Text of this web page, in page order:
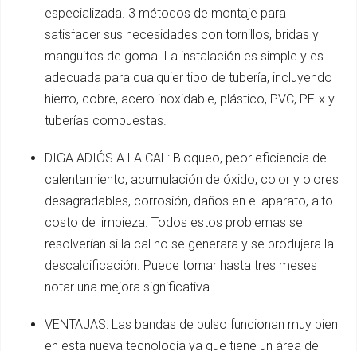
especializada. 3 métodos de montaje para
satisfacer sus necesidades con tornillos, bridas y
manguitos de goma. La instalación es simple y es
adecuada para cualquier tipo de tubería, incluyendo
hierro, cobre, acero inoxidable, plástico, PVC, PE-x y
tuberías compuestas.
DIGA ADIÓS A LA CAL: Bloqueo, peor eficiencia de
calentamiento, acumulación de óxido, color y olores
desagradables, corrosión, daños en el aparato, alto
costo de limpieza. Todos estos problemas se
resolverían si la cal no se generara y se produjera la
descalcificación. Puede tomar hasta tres meses
notar una mejora significativa.
VENTAJAS: Las bandas de pulso funcionan muy bien
en esta nueva tecnología ya que tiene un área de